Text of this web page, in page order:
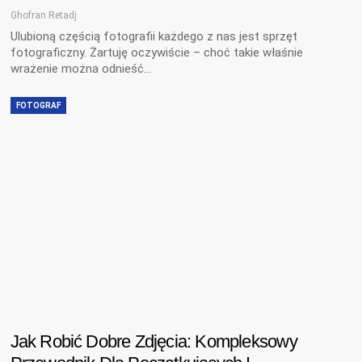
Ghofran Retadj
Ulubioną częścią fotografii każdego z nas jest sprzęt
fotograficzny. Żartuję oczywiście – choć takie właśnie
wrażenie można odnieść…
FOTOGRAF
Jak Robić Dobre Zdjęcia: Kompleksowy